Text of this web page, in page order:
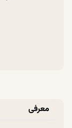
معرفی